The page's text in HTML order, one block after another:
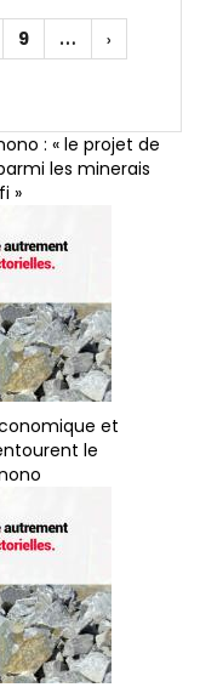
Page
9 …
Page
suivante
›
: « le projet de
les minerais
»
et
le